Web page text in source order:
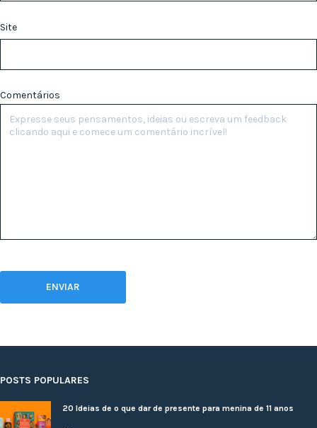
Site
Comentários
POSTS POPULARES
20 Ideias de o que dar de presente para menina de 11 anos